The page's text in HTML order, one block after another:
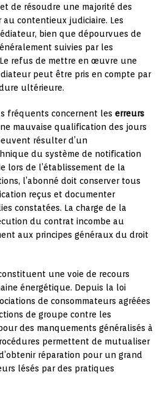
de résoudre une majorité des
contentieux judiciaire. Les
bien que dépourvues de
suivies par les
Le refus de mettre en œuvre une
peut être pris en compte par
ultérieure.
fréquents concernent les erreurs
mauvaise qualification des jours
résulter d’un
du système de notification
lors de l’établissement de la
l’abonné doit conserver tous
reçus et documenter
constatées. La charge de la
du contrat incombe au
aux principes généraux du droit
une voie de recours
énergétique. Depuis la loi
de consommateurs agréées
de groupe contre les
des manquements généralisés à
permettent de mutualiser
réparation pour un grand
lésés par des pratiques